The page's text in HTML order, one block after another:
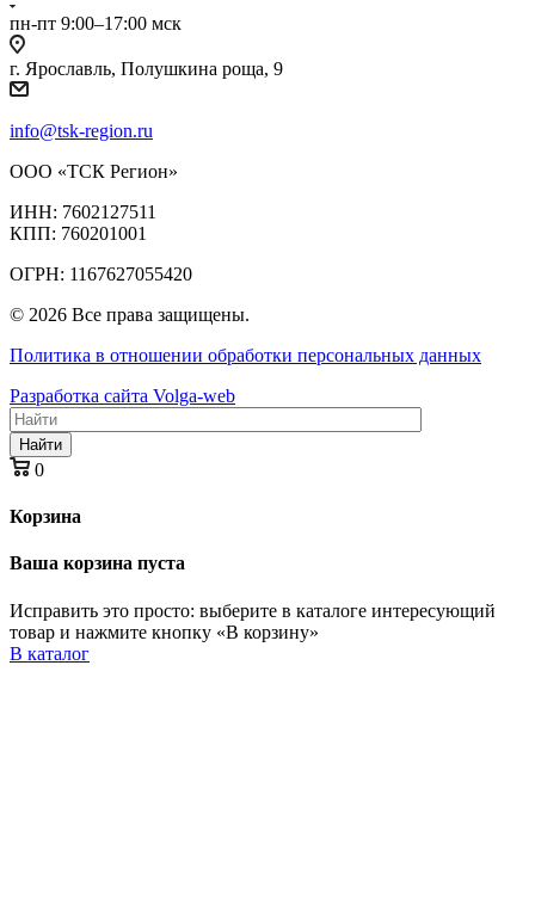
пн-пт 9:00–17:00 мск
г. Ярославль, Полушкина роща, 9
info@tsk-region.ru
ООО «ТСК Регион»
ИНН: 7602127511
КПП: 760201001
ОГРН: 1167627055420
© 2026 Все права защищены.
Политика в отношении обработки персональных данных
Разработка сайта Volga-web
Найти
0
Корзина
Ваша корзина пуста
Исправить это просто: выберите в каталоге интересующий
товар и нажмите кнопку «В корзину»
В каталог